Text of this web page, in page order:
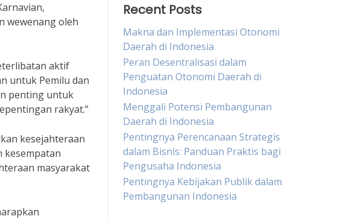
wewenang oleh
aktif
untuk Pemilu dan
penting untuk
rakyat.”
kesejahteraan
kesempatan
masyarakat
Recent Posts
Makna dan Implementasi Otonomi
Daerah di Indonesia
Peran Desentralisasi dalam
Penguatan Otonomi Daerah di
Indonesia
Menggali Potensi Pembangunan
Daerah di Indonesia
Pentingnya Perencanaan Strategis
dalam Bisnis: Panduan Praktis bagi
Pengusaha Indonesia
Pentingnya Kebijakan Publik dalam
Pembangunan Indonesia